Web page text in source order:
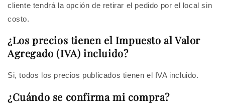
cliente tendrá la opción de retirar el pedido por el local sin
costo.
¿Los precios tienen el Impuesto al Valor
Agregado (IVA) incluido?
Si, todos los precios publicados tienen el IVA incluido.
¿Cuándo se confirma mi compra?